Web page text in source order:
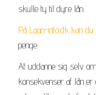
skulle ty til dyre lån.
På Laan-info.dk kan
penge.
At uddanne sig selv
konsekvenser af lån er